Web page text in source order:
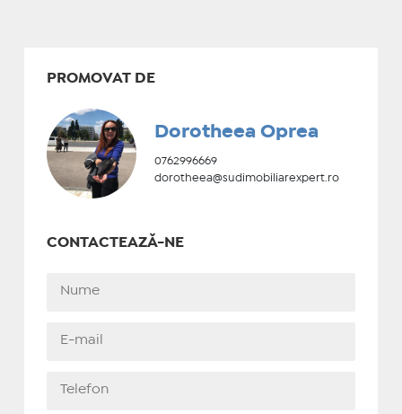
PROMOVAT DE
Dorotheea Oprea
0762996669
dorotheea@sudimobiliarexpert.ro
CONTACTEAZĂ-NE